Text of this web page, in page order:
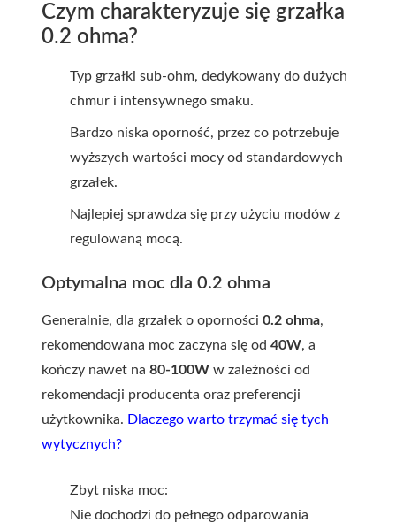
Czym charakteryzuje się grzałka
0.2 ohma?
Typ grzałki sub-ohm, dedykowany do dużych
chmur i intensywnego smaku.
Bardzo niska oporność, przez co potrzebuje
wyższych wartości mocy od standardowych
grzałek.
Najlepiej sprawdza się przy użyciu modów z
regulowaną mocą.
Optymalna moc dla 0.2 ohma
Generalnie, dla grzałek o oporności 0.2 ohma,
rekomendowana moc zaczyna się od 40W, a
kończy nawet na 80-100W w zależności od
rekomendacji producenta oraz preferencji
użytkownika. Dlaczego warto trzymać się tych
wytycznych?
Zbyt niska moc:
Nie dochodzi do pełnego odparowania